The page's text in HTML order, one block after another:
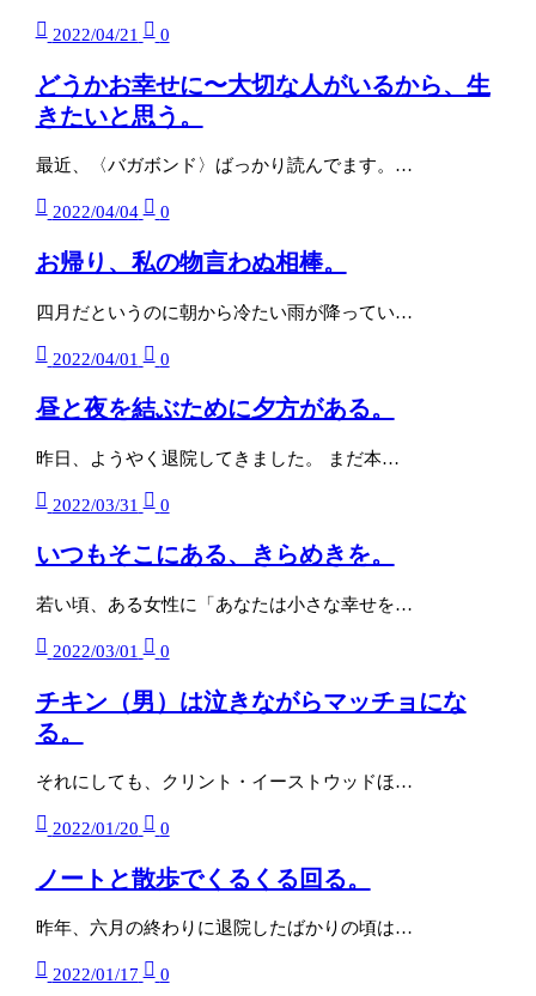
2022/04/21 0
どうかお幸せに〜大切な人がいるから、生
きたいと思う。
最近、〈バガボンド〉ばっかり読んでます。…
2022/04/04 0
お帰り、私の物言わぬ相棒。
四月だというのに朝から冷たい雨が降ってい…
2022/04/01 0
昼と夜を結ぶために夕方がある。
昨日、ようやく退院してきました。 まだ本…
2022/03/31 0
いつもそこにある、きらめきを。
若い頃、ある女性に「あなたは小さな幸せを…
2022/03/01 0
チキン（男）は泣きながらマッチョにな
る。
それにしても、クリント・イーストウッドほ…
2022/01/20 0
ノートと散歩でくるくる回る。
昨年、六月の終わりに退院したばかりの頃は…
2022/01/17 0